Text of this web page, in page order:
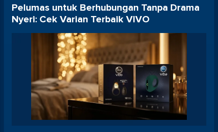
Pelumas untuk Berhubungan Tanpa Drama
Nyeri: Cek Varian Terbaik VIVO